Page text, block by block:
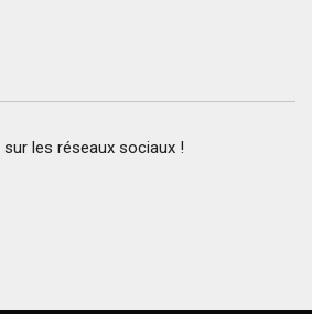
les réseaux sociaux !